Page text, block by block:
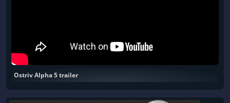
Ostriv Alpha 5 trailer